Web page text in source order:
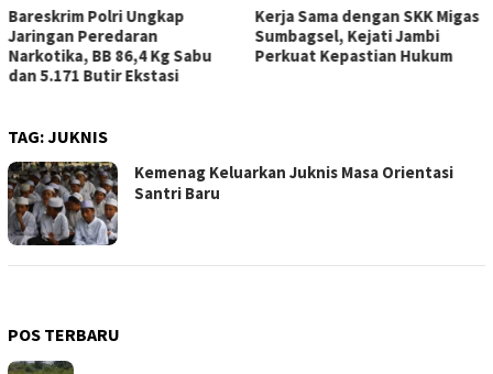
Bareskrim Polri Ungkap
Jaringan Peredaran
Narkotika, BB 86,4 Kg Sabu
dan 5.171 Butir Ekstasi
Kerja Sama dengan SKK Migas
Sumbagsel, Kejati Jambi
Perkuat Kepastian Hukum
TAG:JUKNIS
Kemenag Keluarkan Juknis Masa Orientasi
Santri Baru
POS TERBARU